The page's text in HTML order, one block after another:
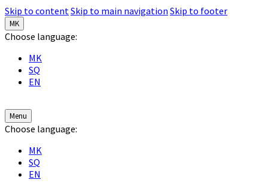
Skip to contentSkip to main navigation Skip to footer
MK
Choose language:
MK
SQ
EN
Menu
Choose language:
MK
SQ
EN